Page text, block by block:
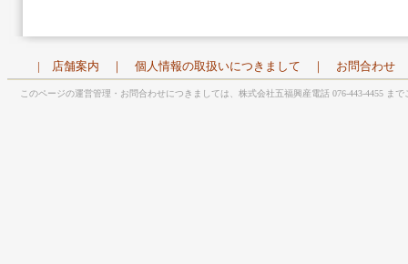
| 店舗案内 ｜ 個人情報の取扱いにつきまして ｜ お問合わせ
このページの運営管理・お問合わせにつきましては、株式会社五福興産電話 076-443-4455 ま